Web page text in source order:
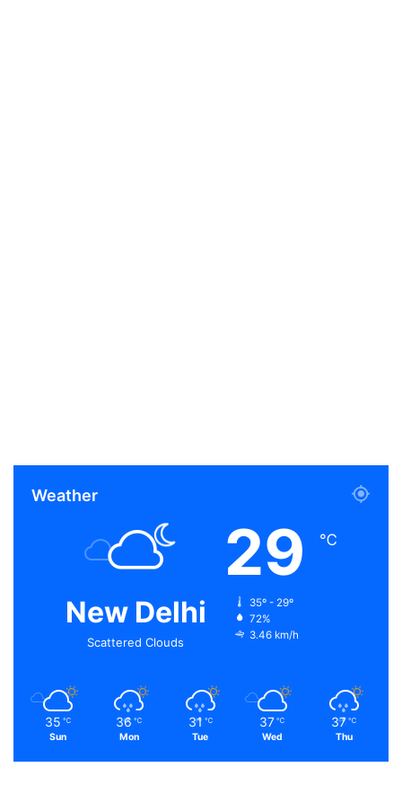
Weather
New Delhi
Scattered Clouds
29 ℃
35º - 29º
72%
3.46 km/h
35 ℃
Sun
36 ℃
Mon
31 ℃
Tue
37 ℃
Wed
37 ℃
Thu